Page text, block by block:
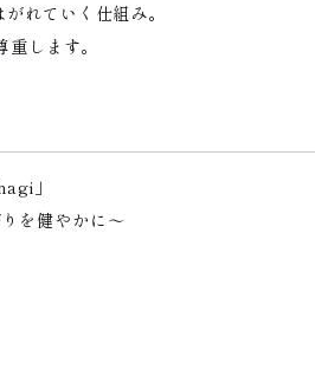
れていく仕組み。
します。
」
を健やかに〜